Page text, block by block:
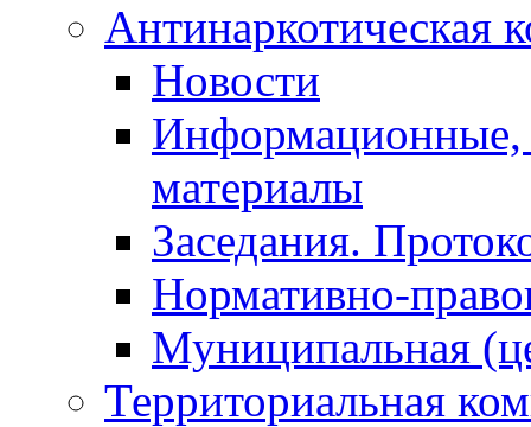
Антинаркотическая
Новости
Информационные,
материалы
Заседания.
Нормативно-
Муниципальная
Территориальная